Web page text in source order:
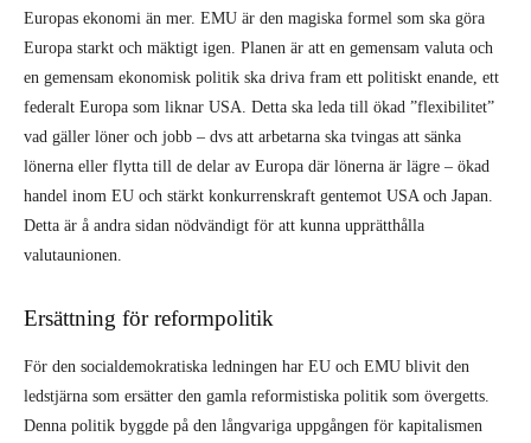
Europas ekonomi än mer. EMU är den magiska formel som ska göra
Europa starkt och mäktigt igen. Planen är att en gemensam valuta och
en gemensam ekonomisk politik ska driva fram ett politiskt enande, ett
federalt Europa som liknar USA. Detta ska leda till ökad ”flexibilitet”
vad gäller löner och jobb – dvs att arbetarna ska tvingas att sänka
lönerna eller flytta till de delar av Europa där lönerna är lägre – ökad
handel inom EU och stärkt konkurrenskraft gentemot USA och Japan.
Detta är å andra sidan nödvändigt för att kunna upprätthålla
valutaunionen.
Ersättning för reformpolitik
För den socialdemokratiska ledningen har EU och EMU blivit den
ledstjärna som ersätter den gamla reformistiska politik som övergetts.
Denna politik byggde på den långvariga uppgången för kapitalismen